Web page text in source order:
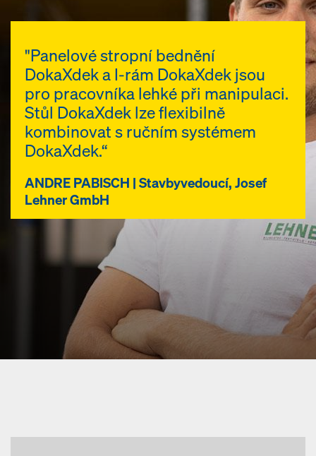
"Panelové stropní bednění
DokaXdek a I-rám DokaXdek jsou
pro pracovníka lehké při manipulaci.
Stůl DokaXdek lze flexibilně
kombinovat s ručním systémem
DokaXdek.“
ANDRE PABISCH | Stavbyvedoucí, Josef
Lehner GmbH